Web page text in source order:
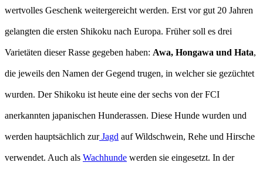
wertvolles Geschenk weitergereicht werden. Erst vor gut 20 Jahren
gelangten die ersten Shikoku nach Europa. Früher soll es drei
Varietäten dieser Rasse gegeben haben: Awa, Hongawa und Hata,
die jeweils den Namen der Gegend trugen, in welcher sie gezüchtet
wurden. Der Shikoku ist heute eine der sechs von der FCI
anerkannten japanischen Hunderassen. Diese Hunde wurden und
werden hauptsächlich zurJagd auf Wildschwein, Rehe und Hirsche
verwendet. Auch als Wachhunde werden sie eingesetzt. In der